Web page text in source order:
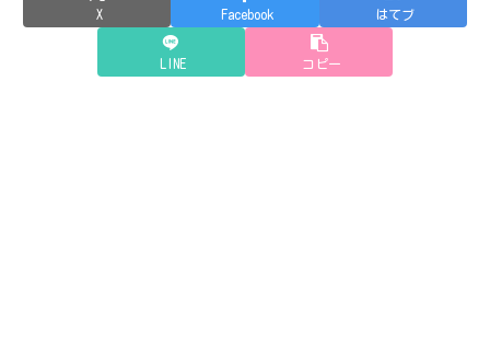
X Facebook はてブ
LINE コピー